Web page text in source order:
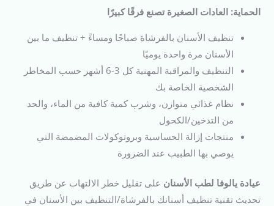
الحماية: العادات الصغيرة تصنع فرقًا كبيرًا
تنظيف الأسنان بالفرشاة صباحًا ومساءً + تنظيف ما بين
الأسنان مرة واحدة يوميًا
التنظيف والمراقبة المهنية كل 3-6 أشهر حسب المخاطر
الشخصية الخاصة بك
نظام غذائي متوازن، وشرب كمية كافية من الماء، والحد
من التدخين/الكحول
منتجات إزالة الحساسية وبروتوكولات المضمضة التي
يوصي بها الطبيب عند الضرورة
عيادة يالوفا لطب الأسنان على تقليل خطر الالتهاب عن طريق
تحديث تقنية تنظيف أسنانك بالفرشاة/التنظيف بين الأسنان في